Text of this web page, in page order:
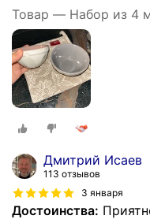
Товар — Набор из 4
Дмитрий Исаев
113 отзывов
3 января
Достоинства: